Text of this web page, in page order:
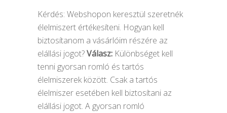
Kérdés: Webshopon keresztül szeretnék
élelmiszert értékesíteni. Hogyan kell
biztosítanom a vásárlóim részére az
elállási jogot?Válasz: Különbséget kell
tenni gyorsan romló és tartós
élelmiszerek között. Csak a tartós
élelmiszer esetében kell biztosítani az
elállási jogot. A gyorsan romló